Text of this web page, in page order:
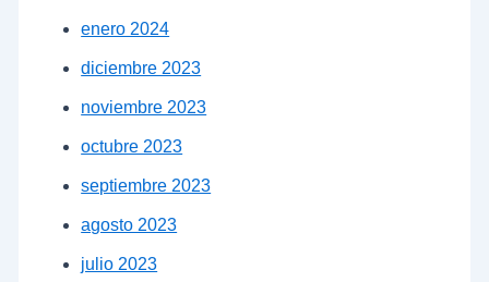
enero 2024
diciembre 2023
noviembre 2023
octubre 2023
septiembre 2023
agosto 2023
julio 2023